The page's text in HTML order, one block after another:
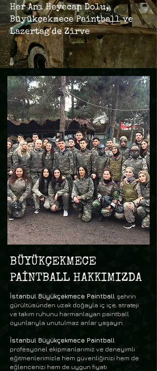
Her Anı Heyecan Dolu,
Büyükçekmece Paintball ve
Lazertag'de Zirve
BÜYÜKÇEKMECE
PAİNTBALL HAKKIMIZDA
İstanbul Büyükçekmece Paintball şehrin
gürültüsünden uzak doğayla iç içe, strateji
ve takım ruhunu harmanlayan paintball
oyunlarıyla unutulmaz anlar yaşayın.
İstanbul Büyükçekmece Paintball
profesyonel ekipmanlarımız ve deneyimli
eğitmenlerimizle hem güvenliğinizi hem de
eğlencenizi hem de uygun fiyatı